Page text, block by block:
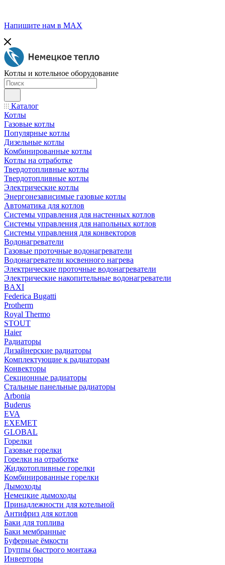
Напишите нам в МАХ
Котлы и котельное оборудование
Каталог
Котлы
Газовые котлы
Популярные котлы
Дизельные котлы
Комбинированные котлы
Котлы на отработке
Твердотопливные котлы
Твердотопливные котлы
Электрические котлы
Энергонезависимые газовые котлы
Автоматика для котлов
Системы управления для настенных котлов
Системы управления для напольных котлов
Системы управления для конвекторов
Водонагреватели
Газовые проточные водонагреватели
Водонагреватели косвенного нагрева
Электрические проточные водонагреватели
Электрические накопительные водонагреватели
BAXI
Federica Bugatti
Protherm
Royal Thermo
STOUT
Haier
Радиаторы
Дизайнерские радиаторы
Комплектующие к радиаторам
Конвекторы
Секционные радиаторы
Стальные панельные радиаторы
Arbonia
Buderus
EVA
EXEMET
GLOBAL
Горелки
Газовые горелки
Горелки на отработке
Жидкотопливные горелки
Комбинированные горелки
Дымоходы
Немецкие дымоходы
Принадлежности для котельной
Антифриз для котлов
Баки для топлива
Баки мембранные
Буферные ёмкости
Группы быстрого монтажа
Инверторы